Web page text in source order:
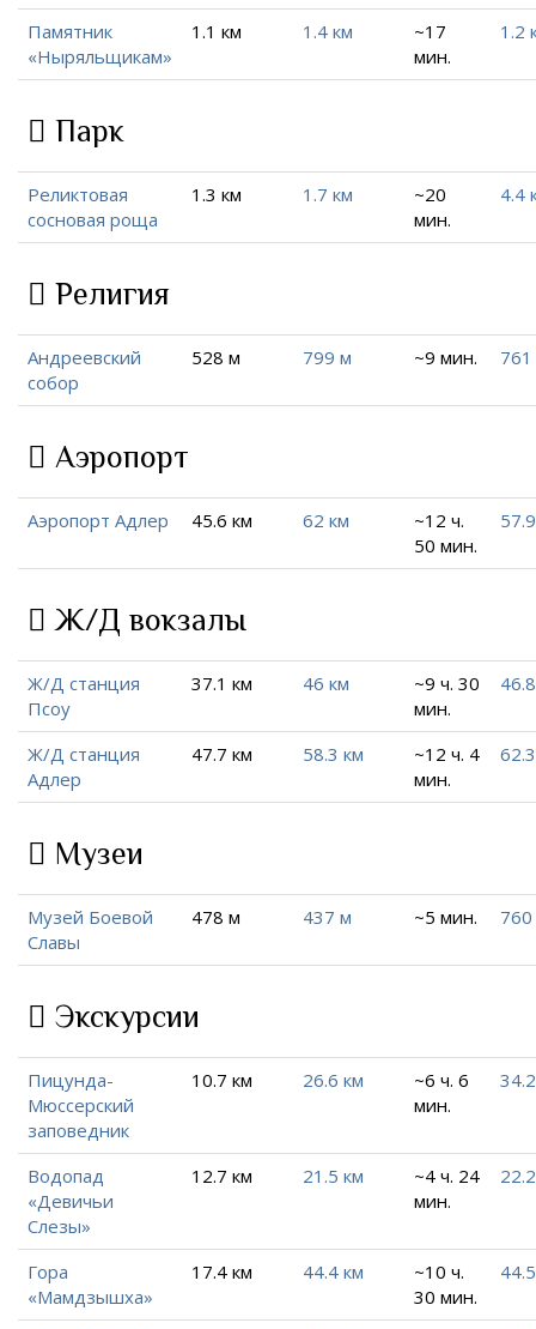
Памятник
«Ныряльщикам»
1.1 км 1.4 км
~17
мин.
1.2
Парк
Реликтовая
сосновая роща
1.3 км 1.7 км
~20
мин.
4.4
Религия
Андреевский
собор
528 м 799 м ~9 мин.
Аэропорт
Аэропорт Адлер 45.6 км 62 км
~12 ч.
50 мин.
Ж/Д вокзалы
Ж/Д станция
Псоу
37.1 км 46 км
~9 ч. 30
мин.
Ж/Д станция
Адлер
47.7 км 58.3 км
~12 ч. 4
мин.
Музеи
Музей Боевой
Славы
478 м 437 м ~5 мин.
Экскурсии
Пицунда-
Мюссерский
заповедник
10.7 км 26.6 км
~6 ч. 6
мин.
Водопад
«Девичьи
Слезы»
12.7 км 21.5 км
~4 ч. 24
мин.
Гора
«Мамдзышха»
17.4 км 44.4 км
~10 ч.
30 мин.